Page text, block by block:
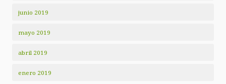
junio 2019
mayo 2019
abril 2019
enero 2019